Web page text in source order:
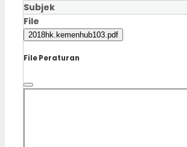
Subjek
File
2018hk.kemenhub103.pdf
File Peraturan